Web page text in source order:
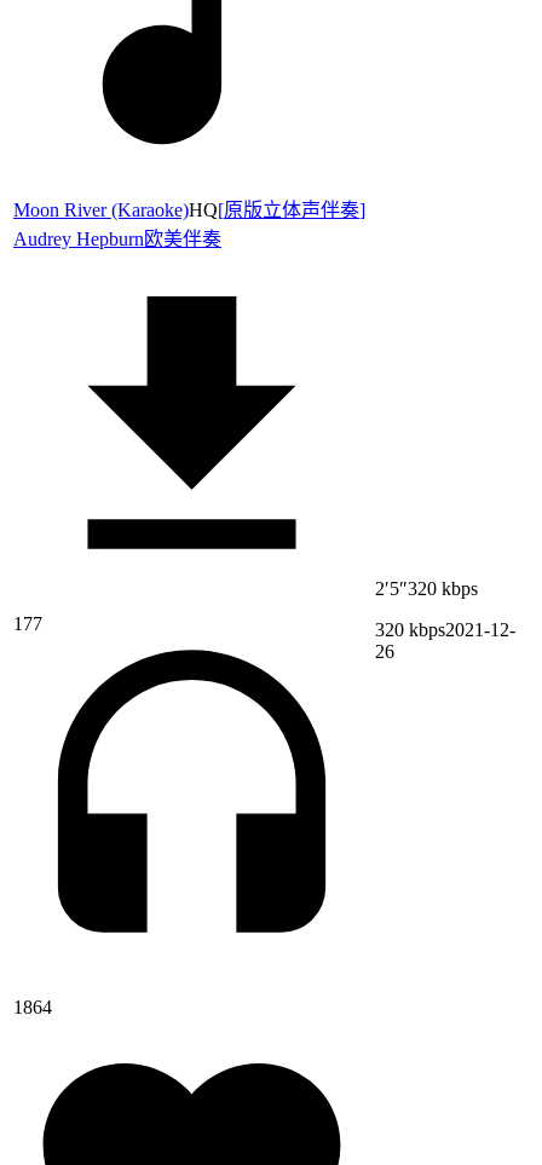
Moon River (Karaoke)HQ[原版立体声伴奏]
Audrey Hepburn欧美伴奏
177
1864
2′5″320 kbps
320 kbps2021-12-
26